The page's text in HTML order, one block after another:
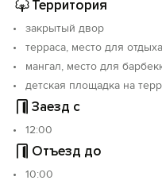
записи: С912025017000.
Территория
закрытый двор
терраса, место для отдыха
мангал, место для
детская площадка на
Заезд с
12:00
Отъезд до
10:00